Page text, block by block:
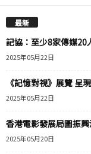
最新
記協：至少8家傳媒20
2025年05月22日
《記憶對視》展覽 呈
2025年05月22日
香港電影發展局圖振
2025年05月20日